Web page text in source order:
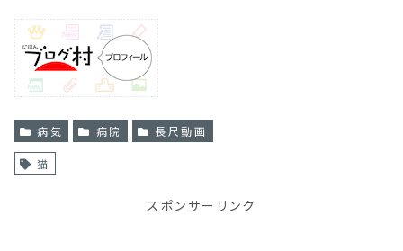
病気 病院 長尺動画
猫
スポンサーリンク